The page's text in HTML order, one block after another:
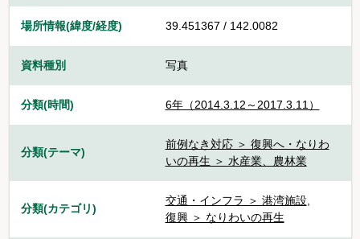
場所情報(緯度/経度) 39.451367 / 142.0082
資料種別 写真
分類(時間) 6年（2014.3.12～2017.3.11）
分類(テーマ)
前例なき対応 ＞ 復興へ・なりわ
いの再生 ＞ 水産業、農林業
分類(カテゴリ)
交通・インフラ ＞ 港湾施設,
復興 ＞ なりわいの再生